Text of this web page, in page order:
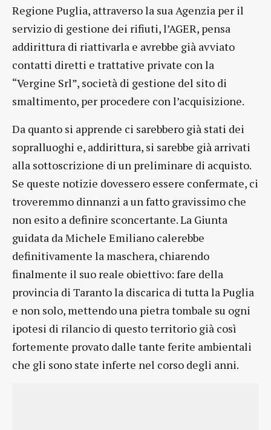
Regione Puglia, attraverso la sua Agenzia per il
servizio di gestione dei rifiuti, l’AGER, pensa
addirittura di riattivarla e avrebbe già avviato
contatti diretti e trattative private con la
“Vergine Srl”, società di gestione del sito di
smaltimento, per procedere con l’acquisizione.
Da quanto si apprende ci sarebbero già stati dei
sopralluoghi e, addirittura, si sarebbe già arrivati
alla sottoscrizione di un preliminare di acquisto.
Se queste notizie dovessero essere confermate, ci
troveremmo dinnanzi a un fatto gravissimo che
non esito a definire sconcertante. La Giunta
guidata da Michele Emiliano calerebbe
definitivamente la maschera, chiarendo
finalmente il suo reale obiettivo: fare della
provincia di Taranto la discarica di tutta la Puglia
e non solo, mettendo una pietra tombale su ogni
ipotesi di rilancio di questo territorio già così
fortemente provato dalle tante ferite ambientali
che gli sono state inferte nel corso degli anni.